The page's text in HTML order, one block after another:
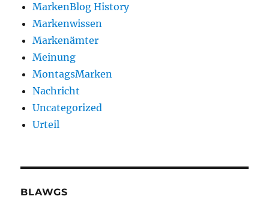
MarkenBlog History
Markenwissen
Markenämter
Meinung
MontagsMarken
Nachricht
Uncategorized
Urteil
BLAWGS